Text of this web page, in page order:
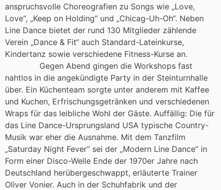
anspruchsvolle Choreografien zu Songs wie „Love,
Love“, „Keep on Holding“ und „Chicag-Uh-Oh“. Neben
Line Dance bietet der rund 130 Mitglieder zählende
Verein „Dance & Fit“ auch Standard-Lateinkurse,
Kindertanz sowie verschiedene Fitness-Kurse an.
Gegen Abend gingen die Workshops fast
nahtlos in die angekündigte Party in der Steinturnhalle
über. Ein Küchenteam sorgte unter anderem mit Kaffee
und Kuchen, Erfrischungsgetränken und verschiedenen
Wraps für das leibliche Wohl der Gäste. Auffällig: Die für
das Line Dance-Ursprungsland USA typische Country-
Musik war eher die Ausnahme. Mit dem Tanzfilm
„Saturday Night Fever“ sei der „Modern Line Dance“ in
Form einer Disco-Welle Ende der 1970er Jahre nach
Deutschland herübergeschwappt, erläuterte Trainer
Oliver Vonier. Auch in der Schuhfabrik und der